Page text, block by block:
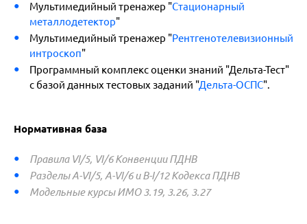
Мультимедийный тренажер "Стационарный
металлодетектор"
Мультимедийный тренажер "Рентгенотелевизионный
интроскоп"
Программный комплекс оценки знаний "Дельта-Тест"
с базой данных тестовых заданий "Дельта-ОСПС".
Нормативная база
Правила VI/5, VI/6 Конвенции ПДНВ
РазделыA-VI/5, A-VI/6 и B-I/12 Кодекса ПДНВ
МодельныекурсыИМО 3.19, 3.26, 3.27